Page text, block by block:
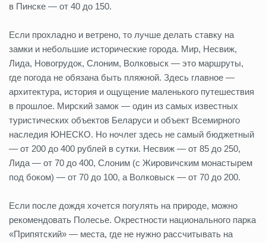
в Пинске — от 40 до 150.
Если прохладно и ветрено, то лучше делать ставку на
замки и небольшие исторические города. Мир, Несвиж,
Лида, Новогрудок, Слоним, Волковыск — это маршруты,
где погода не обязана быть пляжной. Здесь главное —
архитектура, история и ощущение маленького путешествия
в прошлое. Мирский замок — один из самых известных
туристических объектов Беларуси и объект Всемирного
наследия ЮНЕСКО. Но ночлег здесь не самый бюджетный
— от 200 до 400 рублей в сутки. Несвиж — от 85 до 250,
Лида — от 70 до 400, Слоним (с Жировичским монастырем
под боком) — от 70 до 100, а Волковыск — от 70 до 200.
Если после дождя хочется погулять на природе, можно
рекомендовать Полесье. Окрестности национального парка
«Припятский» — места, где не нужно рассчитывать на